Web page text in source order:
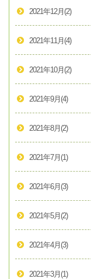
2021年12月 (2)
2021年11月 (4)
2021年10月 (2)
2021年9月 (4)
2021年8月 (2)
2021年7月 (1)
2021年6月 (3)
2021年5月 (2)
2021年4月 (3)
2021年3月 (1)